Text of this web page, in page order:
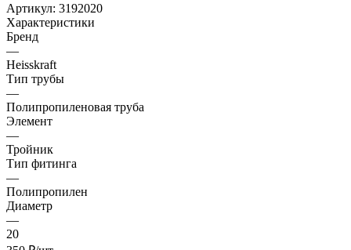
Артикул: 3192020
Характеристики
Бренд
—
Heisskraft
Тип трубы
—
Полипропиленовая труба
Элемент
—
Тройник
Тип фитинга
—
Полипропилен
Диаметр
—
20